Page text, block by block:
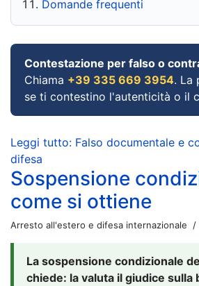
Domande frequenti
Contestazione per falso o
Chiama +39 335 669 3954. La
se ti contestino l'autenticità o il
Leggi tutto: Falso documentale e
difesa
Sospensione
come si ottiene
Arresto all'estero e difesa internazionale
La sospensione condizionale
chiede: la valuta il giudice sulla